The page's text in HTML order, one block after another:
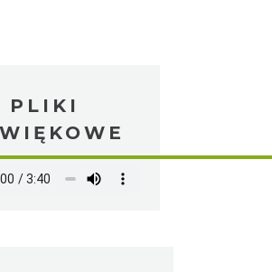
PLIKI